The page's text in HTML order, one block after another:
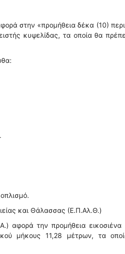
στην «προμήθεια δέκα (10)
κυψελίδας, τα οποία θα
και Θάλασσας (Ε.Π.Αλ.Θ.)
αφορά την προμήθεια εικοσιένα
μήκους 11,28 μέτρων, τα